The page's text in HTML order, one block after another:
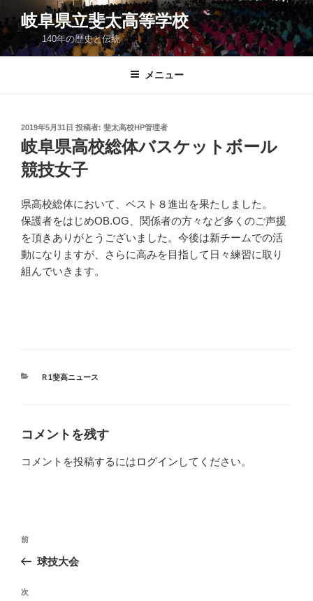
ン
ン
岐阜県立斐太高等学校
140年の歴史と伝統
メニュー
投
稿
日:
2019年5月31日 投稿者: 斐太高校HP管理者
岐阜県高校総体バスケットボール
競技女子
県高校総体において、ベスト８進出を果たしました。
保護者をはじめOB.OG、関係者の方々など多くのご声援
を頂きありがとうございました。今後は新チームでの活
動になりますが、さらに高みを目指して日々練習に取り
組んでいきます。
カＲ1斐高ニュース
コメントを残す
コメントを投稿するにはログイン してください。
投
ビ
前
の
稿
前
球技大会
次
次